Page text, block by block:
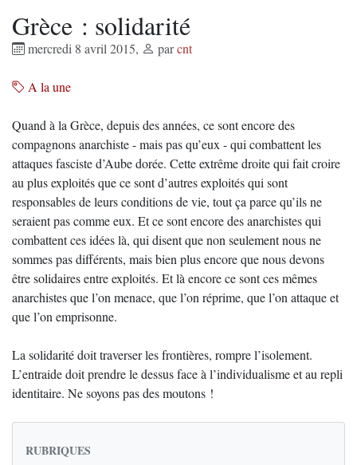
Grèce : solidarité
mercredi 8 avril 2015, parcnt
A la une
Quand à la Grèce, depuis des années, ce sont encore des
compagnons anarchiste - mais pas qu’eux - qui combattent les
attaques fasciste d’Aube dorée. Cette extrême droite qui fait croire
au plus exploités que ce sont d’autres exploités qui sont
responsables de leurs conditions de vie, tout ça parce qu’ils ne
seraient pas comme eux. Et ce sont encore des anarchistes qui
combattent ces idées là, qui disent que non seulement nous ne
sommes pas différents, mais bien plus encore que nous devons
être solidaires entre exploités. Et là encore ce sont ces mêmes
anarchistes que l’on menace, que l’on réprime, que l’on attaque et
que l’on emprisonne.
La solidarité doit traverser les frontières, rompre l’isolement.
L’entraide doit prendre le dessus face à l’individualisme et au repli
identitaire. Ne soyons pas des moutons !
RUBRIQUES